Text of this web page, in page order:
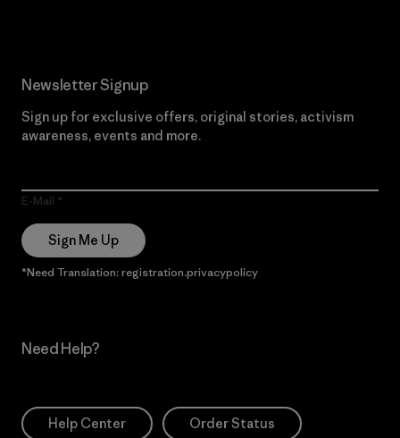
Newsletter Signup
Sign up for exclusive offers, original stories, activism
awareness, events and more.
E-Mail
Sign Me Up
*Need Translation: registration.privacypolicy
Need Help?
Help Center Order Status